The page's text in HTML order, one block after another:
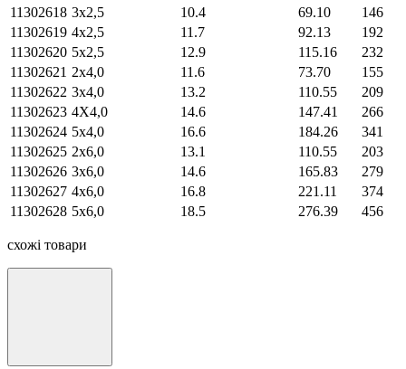
11302618 3х2,5 10.4 69.10
146
11302619 4х2,5 11.7 92.13
192
11302620 5х2,5 12.9 115.16
232
11302621 2х4,0 11.6 73.70
155
11302622 3х4,0 13.2 110.55
209
11302623 4Х4,0 14.6 147.41
266
11302624 5х4,0 16.6 184.26
341
11302625 2х6,0 13.1 110.55
203
11302626 3х6,0 14.6 165.83
279
11302627 4х6,0 16.8 221.11
374
11302628 5х6,0 18.5 276.39 456
схожі товари